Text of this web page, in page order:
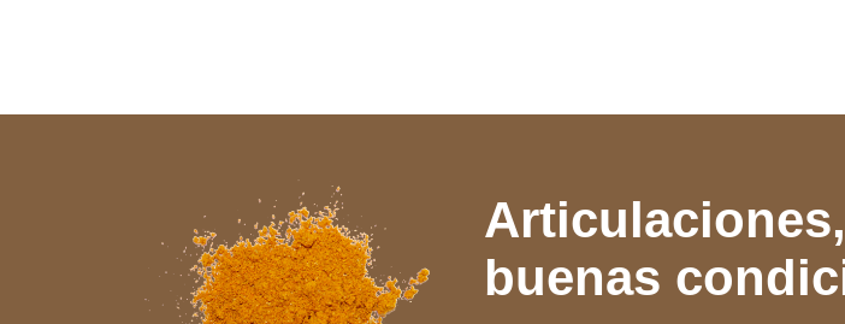
buenas